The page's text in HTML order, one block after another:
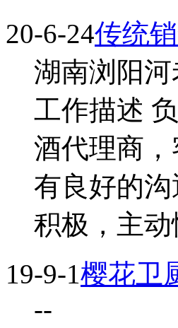
20-6-24传统
湖南浏阳
工作描述
酒代理商
有良好的
积极，主
19-9-1樱花卫
--